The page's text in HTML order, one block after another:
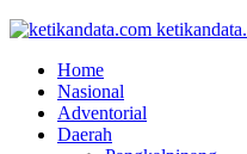
Home
Nasional
Adventorial
Daerah